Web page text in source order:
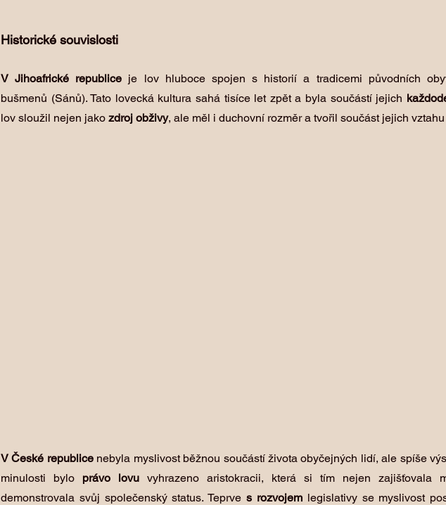
Historické souvislosti
V Jihoafrické republice je lov hluboce spojen s historií a tradicemi původních
bušmenů (Sánů). Tato lovecká kultura sahá tisíce let zpět a byla součástí jejich
lov sloužil nejen jako zdroj obživy, ale měl i duchovní rozměr a tvořil součást jejich
V České republice nebyla myslivost běžnou součástí života obyčejných lidí, ale spíše
minulosti bylo právo lovu vyhrazeno aristokracii, která si tím nejen zajišťovala
demonstrovala svůj společenský status. Teprve s rozvojem legislativy se myslivost